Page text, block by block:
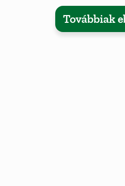
Továbbiak